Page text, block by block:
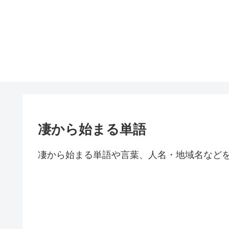
凄から始まる単語
凄から始まる単語や言葉、人名・地域名など